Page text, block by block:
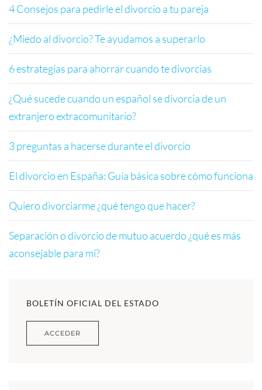
4 Consejos para pedirle el divorcio a tu pareja
¿Miedo al divorcio? Te ayudamos a superarlo
6 estrategias para ahorrar cuando te divorcias
¿Qué sucede cuando un español se divorcia de un
extranjero extracomunitario?
3 preguntas a hacerse durante el divorcio
El divorcio en España: Guía básica sobre cómo funciona
Quiero divorciarme ¿qué tengo que hacer?
Separación o divorcio de mutuo acuerdo ¿qué es más
aconsejable para mí?
BOLETÍN OFICIAL DEL ESTADO
ACCEDER